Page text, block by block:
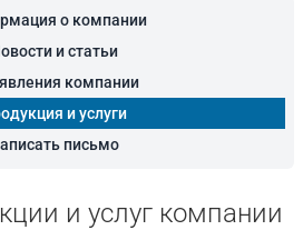
о компании
и статьи
компании
и услуги
письмо
и услуг компании